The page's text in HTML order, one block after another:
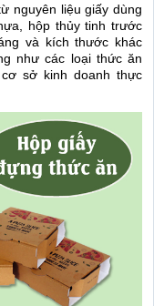
nguyên liệu giấy dùng
hộp thủy tinh trước
và kích thước khác
như các loại thức ăn
sở kinh doanh thực